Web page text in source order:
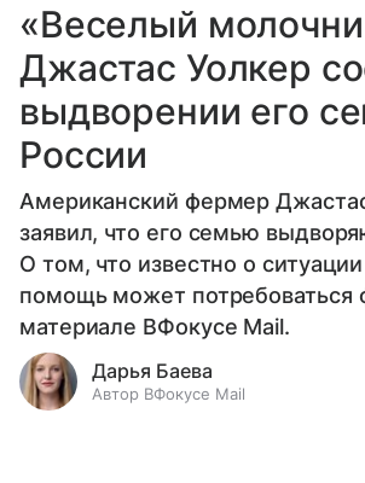
«Веселый
Джастас Уолкер
выдворении его
России
Американский фермер
заявил, что его семью
О том, что известно о
помощь может
материале ВФокусе Mail.
Дарья Баева
Автор ВФокусе Mail